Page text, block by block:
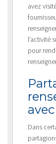
avez
l’activité
pour
Dans